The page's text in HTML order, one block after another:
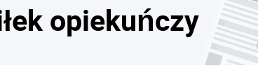
opiekuńczy